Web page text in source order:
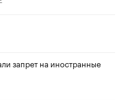
запрет на иностранные